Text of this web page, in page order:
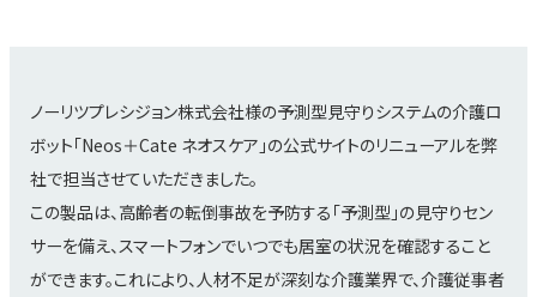
ノーリツプレシジョン株式会社様の予測型見守りシステムの介護ロ
ボット「Neos＋Cate ネオスケア」の公式サイトのリニューアルを弊
社で担当させていただきました。
この製品は、高齢者の転倒事故を予防する「予測型」の見守りセン
サーを備え、スマートフォンでいつでも居室の状況を確認すること
ができます。これにより、人材不足が深刻な介護業界で、介護従事者